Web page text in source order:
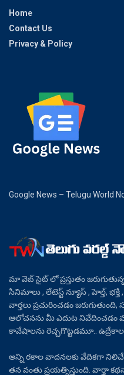
Home
Contact Us
Privacy & Policy
Google News – Telugu World
మా వెబ్ సైట్ లో ప్రస్తుతం
సినిమాలు , లేటెస్ట్ న్యూస్ , హెల్త్,
వార్తలు ప్రచురించడం
ఆలోచనను మీ ఎదుట
కావేషాలను రెచ్చగొట్టడమూ..
అన్ని రకాల వాదనలకు వేదికగా
తన వంతు ప్రయత్నిస్తుంది. వార్తా